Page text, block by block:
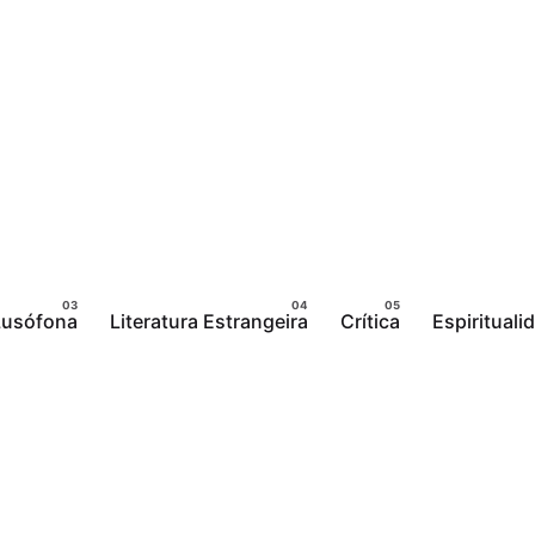
Literatura Estrangeira Crítica